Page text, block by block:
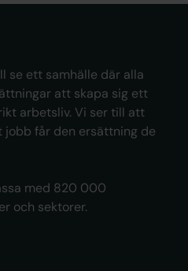
se ett samhälle där alla
att skapa sig ett
arbetsliv. Vi ser till att
jobb får den ersättning de
med 820 000
och sektorer.